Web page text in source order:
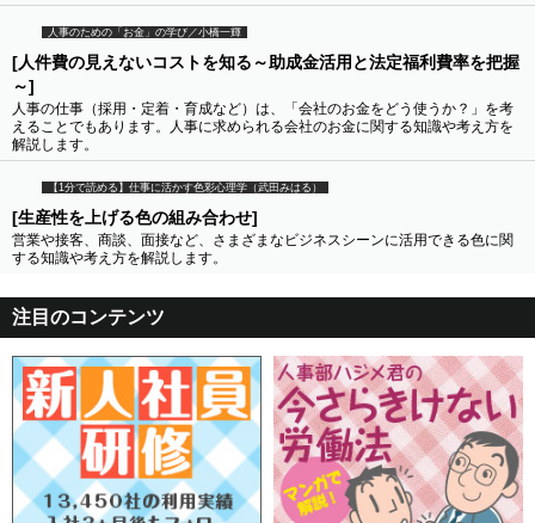
人事のための「お金」の学び／小橋一輝
[人件費の見えないコストを知る～助成金活用と法定福利費率を把握
～]
人事の仕事（採用・定着・育成など）は、「会社のお金をどう使うか？」を考
えることでもあります。人事に求められる会社のお金に関する知識や考え方を
解説します。
【1分で読める】仕事に活かす色彩心理学（武田みはる）
[生産性を上げる色の組み合わせ]
営業や接客、商談、面接など、さまざまなビジネスシーンに活用できる色に関
する知識や考え方を解説します。
注目のコンテンツ